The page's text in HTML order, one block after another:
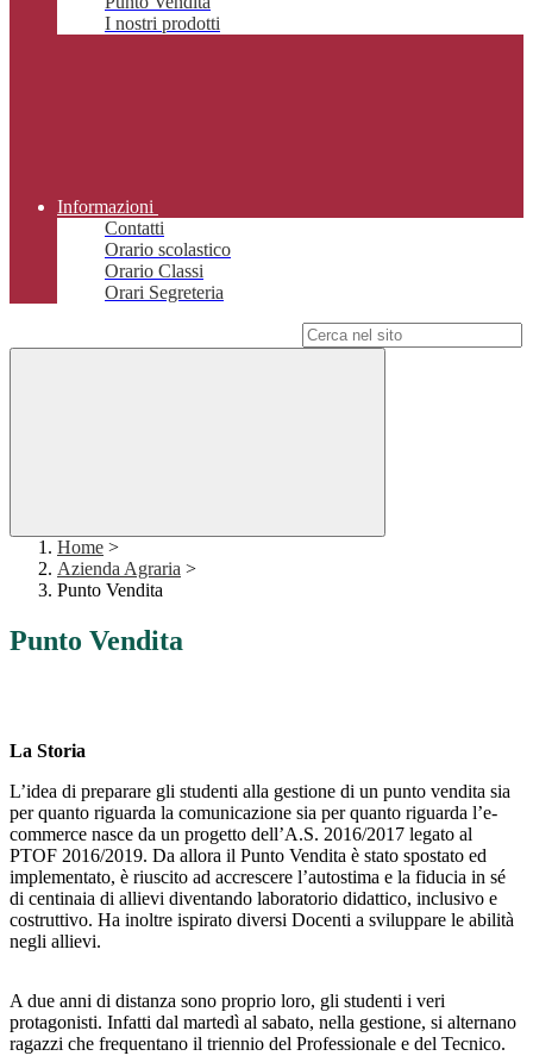
I nostri prodotti
Informazioni
Contatti
Orario scolastico
Orario Classi
Orari Segreteria
Home >
Azienda Agraria >
Punto Vendita
Punto Vendita
La Storia
L’idea di preparare gli studenti alla gestione di un punto vendita sia
per quanto riguarda la comunicazione sia per quanto riguarda l’e-
commerce nasce da un progetto dell’A.S. 2016/2017 legato al
PTOF 2016/2019. Da allora il Punto Vendita è stato spostato ed
implementato, è riuscito ad accrescere l’autostima e la fiducia in sé
di centinaia di allievi diventando laboratorio didattico, inclusivo e
costruttivo. Ha inoltre ispirato diversi Docenti a sviluppare le abilità
negli allievi.
A due anni di distanza sono proprio loro, gli studenti i veri
protagonisti. Infatti dal martedì al sabato, nella gestione, si alternano
ragazzi che frequentano il triennio del Professionale e del Tecnico.